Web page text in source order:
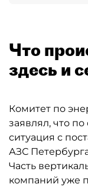
Что
здесь и
Комитет по
заявлял, что
ситуация с
АЗС
Часть
компаний уже